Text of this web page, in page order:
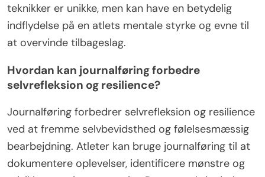
teknikker er unikke, men kan have en betydelig
indflydelse på en atlets mentale styrke og evne til
at overvinde tilbageslag.
Hvordan kan journalføring forbedre
selvrefleksion og resilience?
Journalføring forbedrer selvrefleksion og resilience
ved at fremme selvbevidsthed og følelsesmæssig
bearbejdning. Atleter kan bruge journalføring til at
dokumentere oplevelser, identificere mønstre og